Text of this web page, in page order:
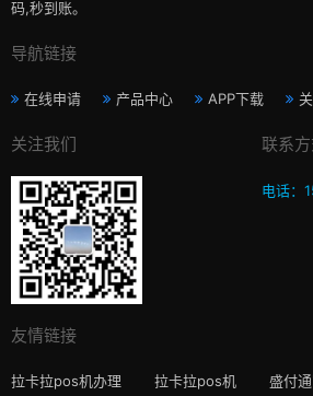
码,秒到账。
导航链接
在线申请 产品中心 APP下载
关注我们 联系
电话：
友情链接
拉卡拉pos机办理 拉卡拉pos机 盛付